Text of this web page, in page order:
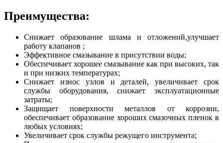
Преимущества:
Снижает образование шлама и отложений,улучшает
работу клапанов ;
Эффективное смазывание в присутствии воды;
Обеспечивает хорошее смазывание как при высоких, так
и при низких температурах;
Снижает износ узлов и деталей, увеличивает срок
службы оборудования, снижает эксплуатационные
затраты;
Защищает поверхности металлов от коррозии,
обеспечивает образование хороших смазочных пленок в
любых условиях;
Увеличивает срок службы режущего инструмента;